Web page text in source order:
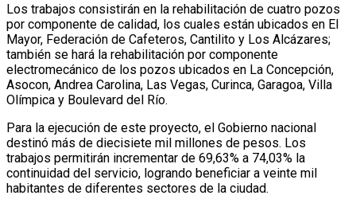
Los trabajos consistirán en la rehabilitación de cuatro pozos
por componente de calidad, los cuales están ubicados en El
Mayor, Federación de Cafeteros, Cantilito y Los Alcázares;
también se hará la rehabilitación por componente
electromecánico de los pozos ubicados en La Concepción,
Asocon, Andrea Carolina, Las Vegas, Curinca, Garagoa, Villa
Olímpica y Boulevard del Río.
Para la ejecución de este proyecto, el Gobierno nacional
destinó más de diecisiete mil millones de pesos. Los
trabajos permitirán incrementar de 69,63% a 74,03% la
continuidad del servicio, logrando beneficiar a veinte mil
habitantes de diferentes sectores de la ciudad.